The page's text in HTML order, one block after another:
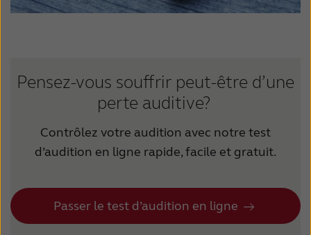
Pensez-vous souffrir peut-être d’une
perte auditive?
Contrôlez votre audition avec notre test
d’audition en ligne rapide, facile et gratuit.
Passer le test d’audition en ligne